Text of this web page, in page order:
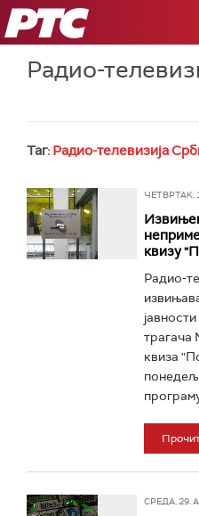
РТС
Радио-
Таг: Радио-телевизија
ЧЕТВРТАК,
квизу
Радио-
трагача
квиза
СРЕДА, 29.